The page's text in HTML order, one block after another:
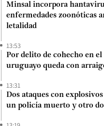
Minsal incorpora
enfermedades zoonóticas
letalidad
13:53
Por delito de cohecho en
uruguayo queda con
13:31
Dos ataques con
un policía muerto y otro